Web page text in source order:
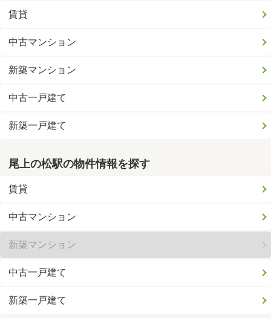
賃貸
中古マンション
新築マンション
中古一戸建て
新築一戸建て
尾上の松駅の物件情報を探す
賃貸
中古マンション
新築マンション
中古一戸建て
新築一戸建て